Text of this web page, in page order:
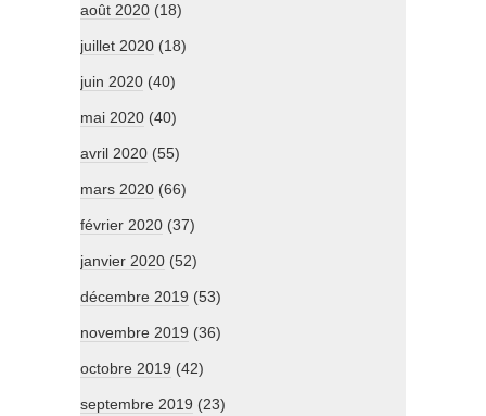
août 2020 (18)
juillet 2020 (18)
juin 2020 (40)
mai 2020 (40)
avril 2020 (55)
mars 2020 (66)
février 2020 (37)
janvier 2020 (52)
décembre 2019 (53)
novembre 2019 (36)
octobre 2019 (42)
septembre 2019 (23)